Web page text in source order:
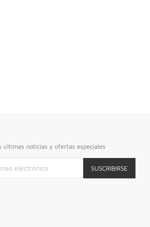
últimas noticias y ofertas especiales